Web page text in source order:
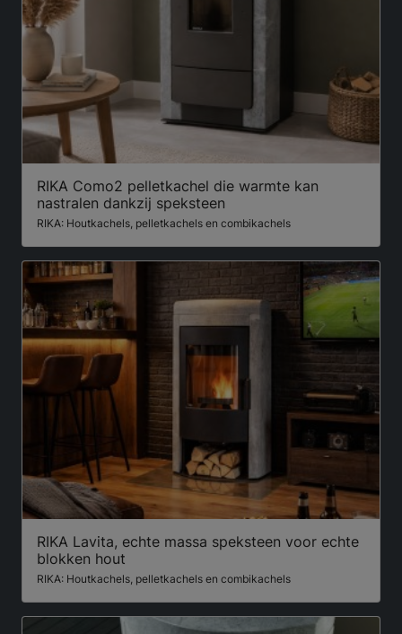
RIKA Como2 pelletkachel die warmte kan
nastralen dankzij speksteen
RIKA: Houtkachels, pelletkachels en combikachels
RIKA Lavita, echte massa speksteen voor echte
blokken hout
RIKA: Houtkachels, pelletkachels en combikachels